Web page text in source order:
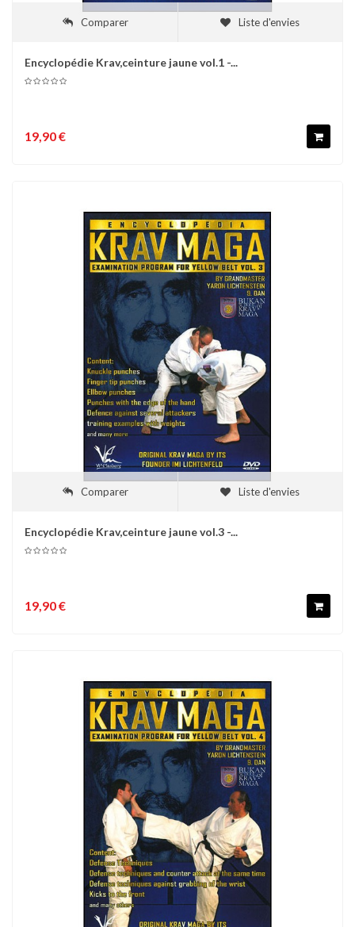
Comparer Liste d'envies
Encyclopédie Krav,ceinture jaune vol.1 -...
19,90 €
Comparer Liste d'envies
Encyclopédie Krav,ceinture jaune vol.3 -...
19,90 €